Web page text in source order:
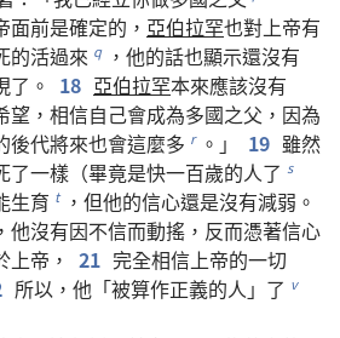
面前是確定的 ， 亞伯拉罕也對上帝有
的活過來 q ， 他的話也顯示還沒有
了 。 18 亞伯拉罕本來應該沒有
望 ， 相信自己會成為多國之父 ， 因為
後代將來也會這麼多 r 。」 19 雖然
了一樣 （畢竟是快一百歲的人了 s
生育 t ， 但他的信心還是沒有減弱 。
， 他沒有因不信而動搖 ， 反而憑著信心
上帝 ， 21 完全相信上帝的一切
所以 ， 他 「被算作正義的人 」 了 v